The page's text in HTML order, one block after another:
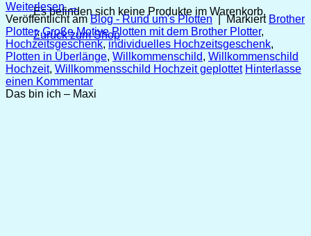
Es befinden sich keine Produkte im Warenkorb.
Zurück zum Shop
Weiterlesen→
Veröffentlicht amBlog - Rund um's Plotten | Markiert Brother
Plotter,Große Motive Plotten mit dem Brother Plotter,
Hochzeitsgeschenk,individuelles Hochzeitsgeschenk,
Plotten in Überlänge, Willkommenschild, Willkommenschild
Hochzeit, Willkommensschild Hochzeit geplottet Hinterlasse
einen Kommentar
Das bin ich – Maxi